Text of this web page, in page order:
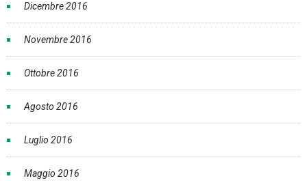
Dicembre 2016
Novembre 2016
Ottobre 2016
Agosto 2016
Luglio 2016
Maggio 2016